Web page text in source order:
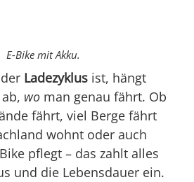
E-Bike mit Akku.
Ladezyklus ist, hängt
wo man genau fährt. Ob
fährt, viel Berge fährt
wohnt oder auch
pflegt – das zahlt alles
und die Lebensdauer ein.